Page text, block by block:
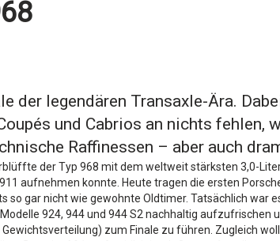
der legendären Transaxle-Ära.
und Cabrios an nichts fehlen,
Raffinessen – aber auch
der Typ 968 mit dem weltweit stärksten 3,0-
aufnehmen konnte. Heute tragen die ersten
gar nicht wie gewohnte Oldtimer. Tatsächlich war
924, 944 und 944 S2 nachhaltig aufzufrischen
zum Finale zu führen. Zugleich